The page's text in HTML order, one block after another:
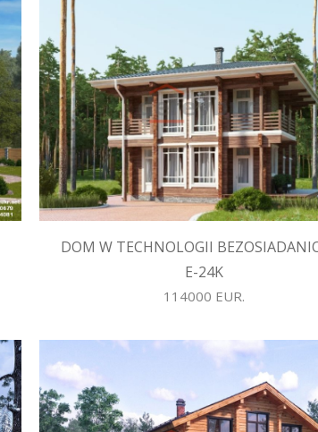
DOM W TECHNOLOGII
E-24K
114000 EUR.